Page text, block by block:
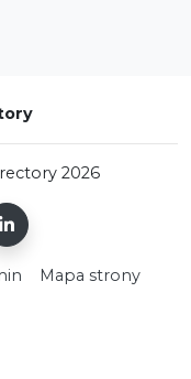
2026
Mapa strony